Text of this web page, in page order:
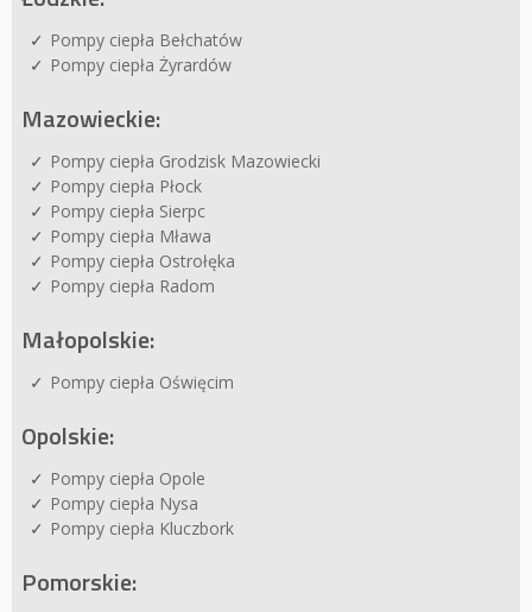
Pompy ciepła Bełchatów
Pompy ciepła Żyrardów
Mazowieckie:
Pompy ciepła Grodzisk Mazowiecki
Pompy ciepła Płock
Pompy ciepła Sierpc
Pompy ciepła Mława
Pompy ciepła Ostrołęka
Pompy ciepła Radom
Małopolskie:
Pompy ciepła Oświęcim
Opolskie:
Pompy ciepła Opole
Pompy ciepła Nysa
Pompy ciepła Kluczbork
Pomorskie: